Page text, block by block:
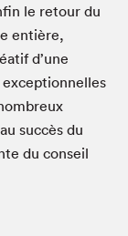
le retour du
entière,
d’une
exceptionnelles
succès du
du conseil